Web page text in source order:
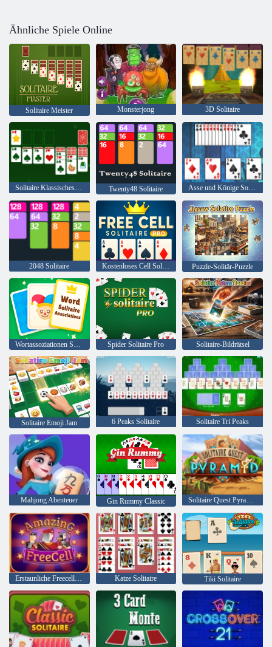
Ähnliche Spiele Online
Solitaire Meister Monsterjong 3D Solitaire
Solitaire Klassisches Weihnachten Twenty48 Solitaire Asse und Könige Solitaire
2048 Solitaire Kostenloses Cell Solitaire Pro Puzzle-Solitär-Puzzle
Wortassoziationen Solitaire Spider Solitaire Pro Solitaire-Bildrätsel
Solitaire Emoji Jam 6 Peaks Solitaire Solitaire Tri Peaks
Mahjong Abenteuer Gin Rummy Classic Solitaire Quest Pyramide
Erstaunliche Freecell Solitaire Katze Solitaire Tiki Solitaire